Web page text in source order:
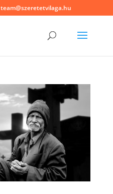
team@szeretetvilaga.hu